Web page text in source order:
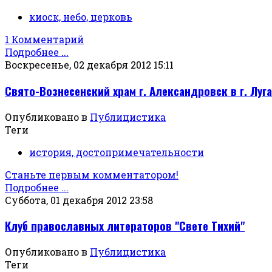
киоск, небо, церковь
1 Комментарий
Подробнее ...
Воскресенье, 02 декабря 2012 15:11
Свято-Вознесенский храм г. Александровск в г.
Опубликовано в Публицистика
Теги
история, достопримечательности
Станьте первым комментатором!
Подробнее ...
Суббота, 01 декабря 2012 23:58
Клуб православных литераторов "Свете Тихий"
Опубликовано в Публицистика
Теги